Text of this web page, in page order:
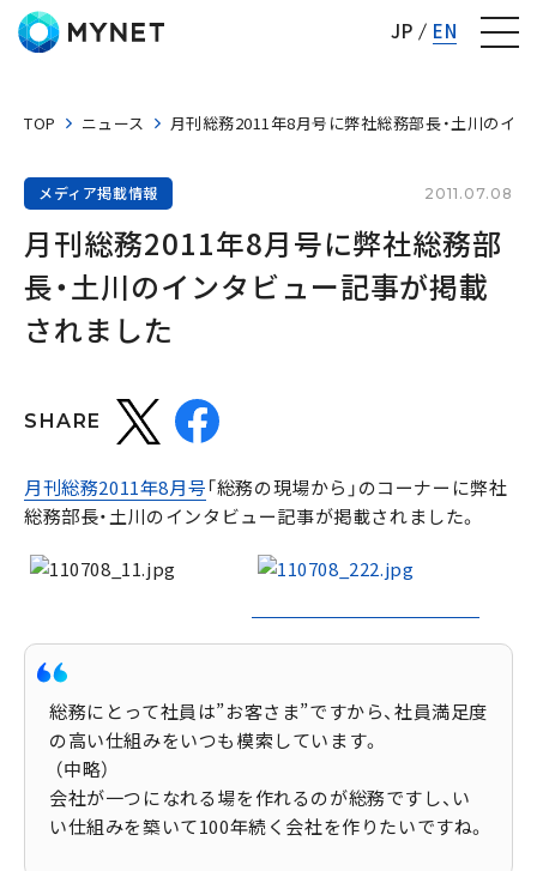
JP EN
TOP ニュース 月刊総務2011年8月号に弊社総務部長・土川のイ
メディア掲載情報 2011.07.08
月刊総務2011年8月号に弊社総務部
長・土川のインタビュー記事が掲載
されました
SHARE
月刊総務2011年8月号「総務の現場から」のコーナーに弊社
総務部長・土川のインタビュー記事が掲載されました。
総務にとって社員は”お客さま”ですから、社員満足度
の高い仕組みをいつも模索しています。
（中略）
会社が一つになれる場を作れるのが総務ですし、い
い仕組みを築いて100年続く会社を作りたいですね。